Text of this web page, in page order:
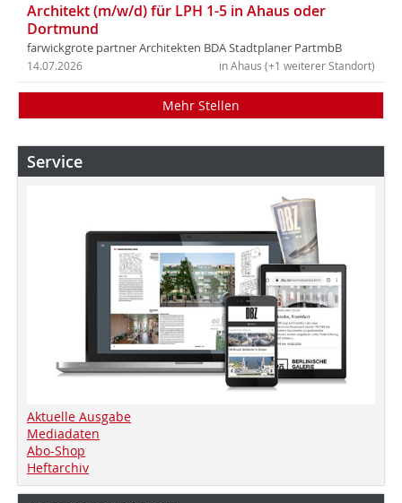
Architekt (m/w/d) für LPH 1-5 in Ahaus oder
Dortmund
farwickgrote partner Architekten BDA Stadtplaner PartmbB
in Ahaus (+1 weiterer Standort)
14.07.2026
Mehr Stellen
Service
Aktuelle Ausgabe
Mediadaten
Abo-Shop
Heftarchiv